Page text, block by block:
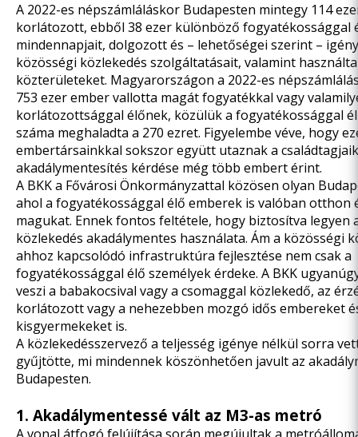
A 2022-es népszámláláskor Budapesten mintegy 114
korlátozott, ebből 38 ezer különböző fogyatékossággal
mindennapjait, dolgozott és – lehetőségei szerint –
közösségi közlekedés szolgáltatásait, valamint
közterületeket. Magyarországon a 2022-es
753 ezer ember vallotta magát fogyatékkal vagy
korlátozottsággal élőnek, közülük a fogyatékossággal
száma meghaladta a 270 ezret. Figyelembe véve, hogy
embertársainkkal sokszor együtt utaznak a
akadálymentesítés kérdése még több embert érint.
A BKK a Fővárosi Önkormányzattal közösen olyan
ahol a fogyatékossággal élő emberek is valóban otthon
magukat. Ennek fontos feltétele, hogy biztosítva legyen
közlekedés akadálymentes használata. Ám a közösségi
ahhoz kapcsolódó infrastruktúra fejlesztése nem csak a
fogyatékossággal élő személyek érdeke. A BKK
veszi a babakocsival vagy a csomaggal közlekedő, az
korlátozott vagy a nehezebben mozgó idős embereket
kisgyermekeket is.
A közlekedésszervező a teljesség igénye nélkül sorra
gyűjtötte, mi mindennek köszönhetően javult az
Budapesten.
1. Akadálymentessé vált az M3-as metró